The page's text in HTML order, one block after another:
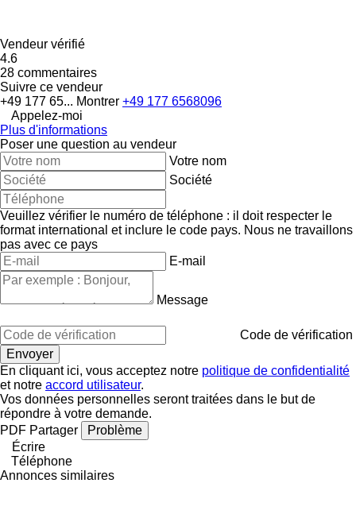
Vendeur vérifié
4.6
28 commentaires
Suivre ce vendeur
+49 177 65... Montrer +49 177 6568096
Appelez-moi
Plus d'informations
Poser une question au vendeur
Votre nom
Société
Veuillez vérifier le numéro de téléphone : il doit respecter le
format international et inclure le code pays. Nous ne travaillons
pas avec ce pays
E-mail
Message
Code de vérification
En cliquant ici, vous acceptez notre politique de confidentialité
et notre accord utilisateur.
Vos données personnelles seront traitées dans le but de
répondre à votre demande.
PDF Partager
Problème
Écrire
Téléphone
Annonces similaires